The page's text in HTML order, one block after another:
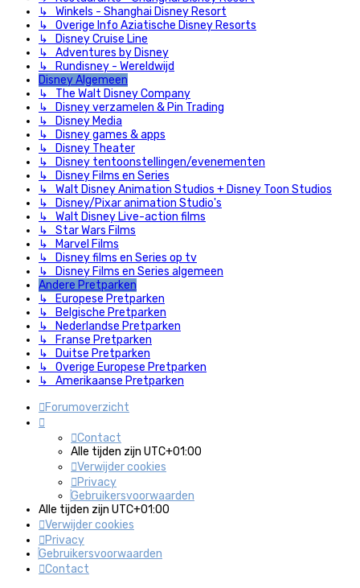
↳ Winkels - Shanghai Disney Resort
↳ Overige Info Aziatische Disney Resorts
↳ Disney Cruise Line
↳ Adventures by Disney
↳ Rundisney - Wereldwijd
Disney Algemeen
↳ The Walt Disney Company
↳ Disney verzamelen & Pin Trading
↳ Disney Media
↳ Disney games & apps
↳ Disney Theater
↳ Disney tentoonstellingen/evenementen
↳ Disney Films en Series
↳ Walt Disney Animation Studios + Disney Toon Studios
↳ Disney/Pixar animation Studio's
↳ Walt Disney Live-action films
↳ Star Wars Films
↳ Marvel Films
↳ Disney films en Series op tv
↳ Disney Films en Series algemeen
Andere Pretparken
↳ Europese Pretparken
↳ Belgische Pretparken
↳ Nederlandse Pretparken
↳ Franse Pretparken
↳ Duitse Pretparken
↳ Overige Europese Pretparken
↳ Amerikaanse Pretparken
Forumoverzicht
Contact
Alle tijden zijn UTC+01:00
Verwijder cookies
Privacy
Gebruikersvoorwaarden
Alle tijden zijn UTC+01:00
Verwijder cookies
Privacy
Gebruikersvoorwaarden
Contact